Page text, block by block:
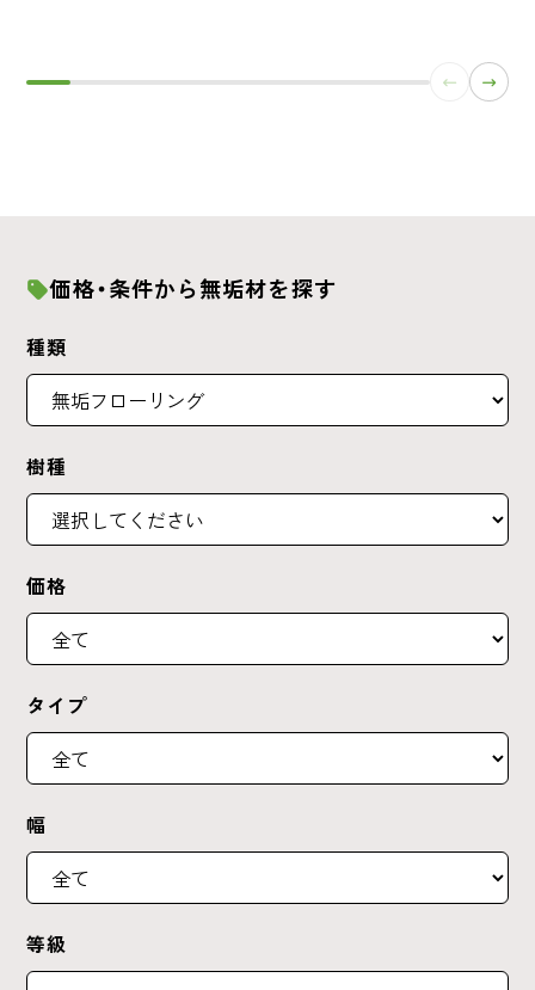
価格・条件から無垢材を探す
種類
樹種
価格
タイプ
幅
等級